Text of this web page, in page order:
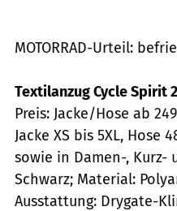
MOTORRAD-Urteil:
Textilanzug Cycle Spirit
Preis: Jacke/Hose ab
Jacke XS bis 5XL, Hose
sowie in Damen-, Kurz-
Schwarz; Material:
Ausstattung: Drygate-